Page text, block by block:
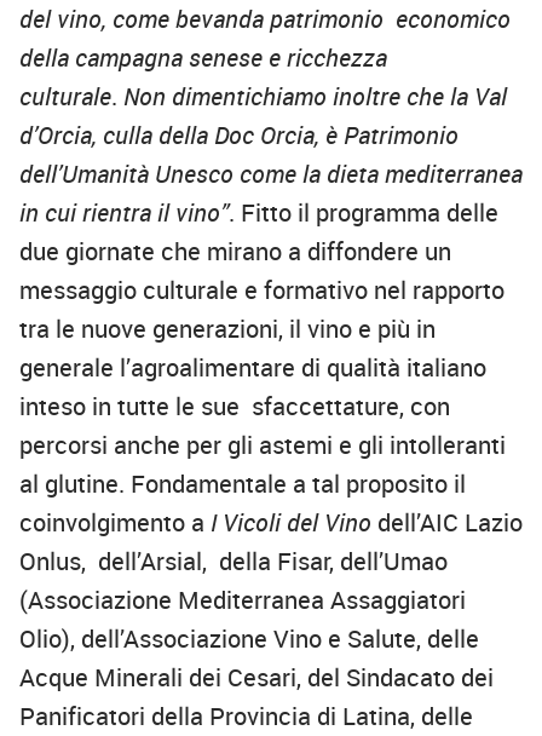
del vino, come bevanda patrimonio economico
della campagna senese e ricchezza
culturale. Non dimentichiamo inoltre che la Val
d’Orcia, culla della Doc Orcia, è Patrimonio
dell’Umanità Unesco come la dieta mediterranea
in cuirientra il vino”. Fitto il programma delle
due giornate che mirano a diffondere un
messaggio culturale e formativo nel rapporto
tra le nuove generazioni, il vino e più in
generale l’agroalimentare di qualità italiano
inteso in tutte le sue sfaccettature, con
percorsi anche per gli astemi e gli intolleranti
al glutine. Fondamentale a tal proposito il
coinvolgimento a I Vicoli del Vino dell’AIC Lazio
Onlus, dell’Arsial, della Fisar, dell’Umao
(Associazione Mediterranea Assaggiatori
Olio), dell’Associazione Vino e Salute, delle
Acque Minerali dei Cesari, del Sindacato dei
Panificatori della Provincia di Latina, delle